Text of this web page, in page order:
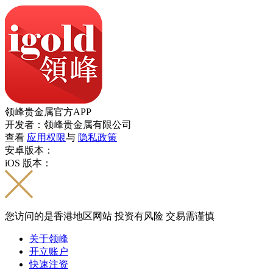
领峰贵金属官方APP
开发者：领峰贵金属有限公司
查看 应用权限与 隐私政策
安卓版本：
iOS 版本：
您访问的是香港地区网站 投资有风险 交易需谨慎
关于领峰
开立账户
快速注资